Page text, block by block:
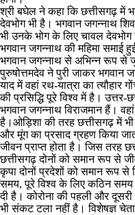
श्री बघेल ने कहा कि छत्तीसगढ़ में
देवभोग भी है। भगवान जगन्नाथ
भी उनके भोग के लिए चावल देवभोग
भगवान जगन्नाथ की महिमा समाई
भगवान जगन्नाथ से अभिन्न रूप से
पुरुषोत्तमदेव ने पुरी जाकर भगवान
याद में वहां रथ-यात्रा का त्यौहार
की प्रसिद्धि पूरे विश्व में है। उत्तर-
भगवान जगन्नाथ विराजमान हैं।
है।ओड़िशा की तरह छत्तीसगढ़ में
और मूंग का प्रसाद ग्रहण किया
जीवन प्राप्त होता है। जिस तरह
छत्तीसगढ़ दोनों को समान रूप से
कृपा दोनों प्रदेशों को समान रूप
समय, पूरे विश्व के लिए कठिन समय
दी है। कोरोना की पहली और
भी संकट टला नहीं है। विशेषज्ञ